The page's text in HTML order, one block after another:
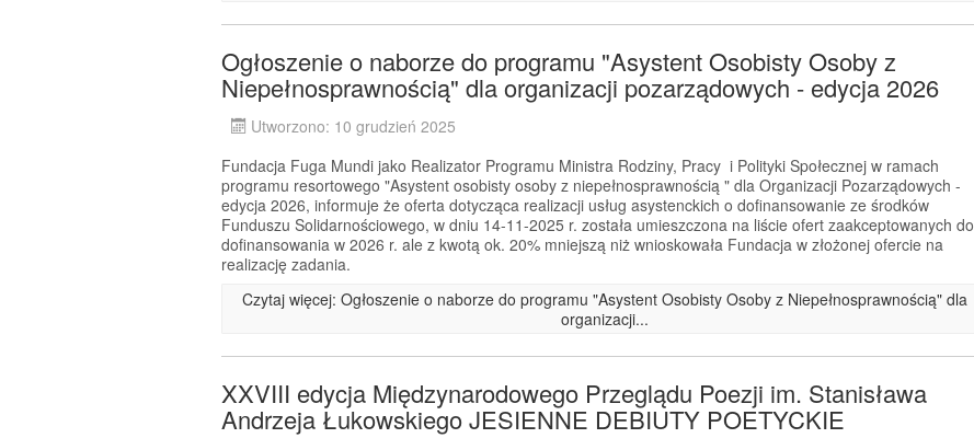
Ogłoszenie o naborze do programu "Asystent Osobisty Osoby z
Niepełnosprawnością" dla organizacji pozarządowych - edycja 2026
Utworzono: 10 grudzień 2025
Fundacja Fuga Mundi jako Realizator Programu Ministra Rodziny, Pracy i Polityki Społecznej w ramach
programu resortowego "Asystent osobisty osoby z niepełnosprawnością " dla Organizacji Pozarządowych -
edycja 2026, informuje że oferta dotycząca realizacji usług asystenckich o dofinansowanie ze środków
Funduszu Solidarnościowego, w dniu 14-11-2025 r. została umieszczona na liście ofert zaakceptowanych do
dofinansowania w 2026 r. ale z kwotą ok. 20% mniejszą niż wnioskowała Fundacja w złożonej ofercie na
realizację zadania.
Czytaj więcej: Ogłoszenie o naborze do programu "Asystent Osobisty Osoby z Niepełnosprawnością" dla
organizacji...
XXVIII edycja Międzynarodowego Przeglądu Poezji im. Stanisława
Andrzeja Łukowskiego JESIENNE DEBIUTY POETYCKIE